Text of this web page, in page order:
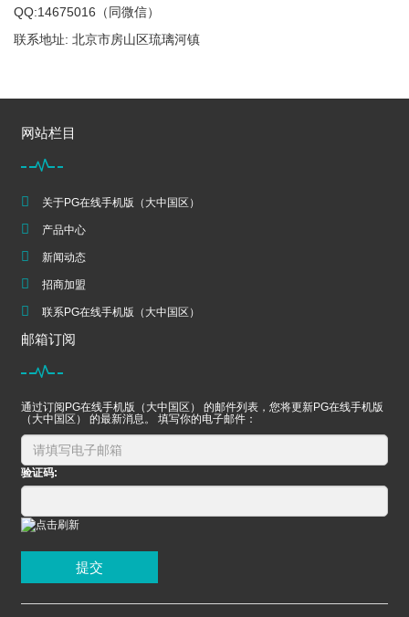
QQ:14675016（同微信）
联系地址: 北京市房山区琉璃河镇
网站栏目
关于PG在线手机版（大中国区）
产品中心
新闻动态
招商加盟
联系PG在线手机版（大中国区）
邮箱订阅
通过订阅PG在线手机版（大中国区） 的邮件列表，您将更新PG在线手机版
（大中国区） 的最新消息。 填写你的电子邮件：
验证码:
提交